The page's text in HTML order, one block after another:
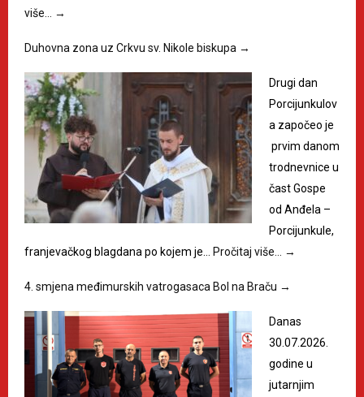
više… →
Duhovna zona uz Crkvu sv. Nikole biskupa →
Drugi dan
Porcijunkulov
a započeo je
prvim danom
trodnevnice u
čast Gospe
od Anđela –
Porcijunkule,
franjevačkog blagdana po kojem je… Pročitaj više… →
4. smjena međimurskih vatrogasaca Bol na Braču →
Danas
30.07.2026.
godine u
jutarnjim